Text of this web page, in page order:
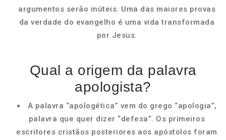
argumentos serão inúteis. Uma das maiores provas
da verdade do evangelho é uma vida transformada
por Jesus.
Qual a origem da palavra
apologista?
A palavra “apologética” vem do grego “apologia”,
palavra que quer dizer “defesa”. Os primeiros
escritores cristãos posteriores aos apóstolos foram